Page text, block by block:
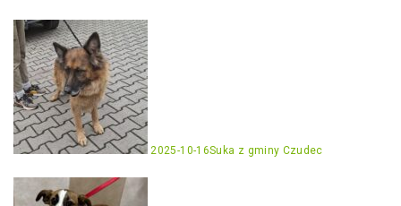
2025-10-16Suka z gminy Czudec